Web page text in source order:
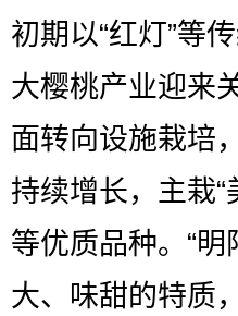
初期以“红灯”等
大樱桃产业迎来
面转向设施栽培
持续增长，主栽“
等优质品种。“
大、味甜的特质